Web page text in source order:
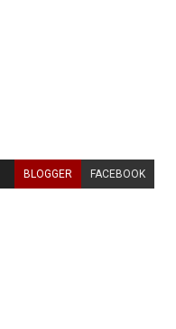
BLOGGER FACEBOOK